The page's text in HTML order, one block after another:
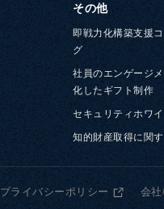
その他
即戦力化構築支援
グ
社員のエンゲージ
化したギフト制作
セキュリティホワ
知的財産取得に関
プライバシーポリシー 会